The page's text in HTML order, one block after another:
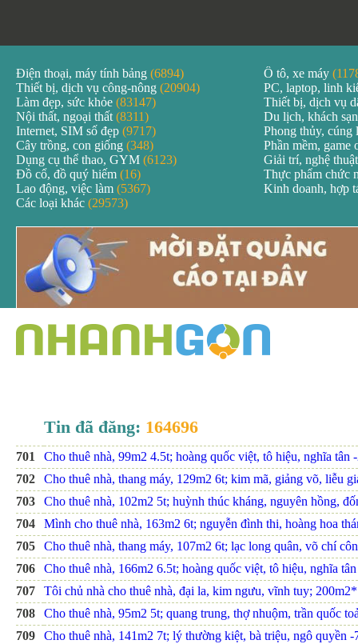
Điện thoại, máy tính bảng (6894) Ô tô, xe máy
Thiết bị, dịch vụ công-nông (20904)
PC, laptop, linh
Làm đẹp, sức khỏe (83147)
Thiết bị, dịch vụ
Nội thất, ngoại thất (8311)
Du lịch, khách
Internet, SIM số đẹp (9717)
Phong thủy, cúng
Cây trồng, con giống (348)
Phần mềm, game
Dụng cụ thể thao, GYM (6123)
Giải trí, nghệ
Đồ cổ, đồ quý hiếm (16)
Thực phẩm chức
Lao động, việc làm (5367)
Kinh doanh, hợp
Các loại khác (29573)
Tin đã đăng: 164696
701
Cho thuê nhà, 99m2 4.5t; hoàng quốc việt, tô hiệu, nghĩa tân
702
Cho thuê nhà, thang máy, 129m2 6t; kim mã, giảng võ, liễu
703
Cho thuê nhà, 102m2 5t; huỳnh thúc kháng, nguyên hồng,
704
Mình cho thuê nhà, 163m2 6t; nguyễn đình thi, hoàng hoa
705
Cho thuê nhà, thang máy, 107m2 6t; lạc long quân, võ chí
706
Cho thuê nhà, 166m2 6.5t; hoàng quốc việt, tô hiệu, nghĩa
707
Tôi chủ nhà cho thuê nhà, đại la, kim ngưu, vĩnh tuy;
708
Cho thuê nhà, 95m2 5t; quang trung, thợ nhuộm, trần quốc
709
Cho thuê nhà, 141m2 7t; lý thường kiệt, bà triệu, ngô quyền -